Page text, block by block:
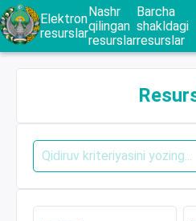
Elektron
resurslar
Nashr
qilingan
resurslar
Barcha
shakldagi
resurslar